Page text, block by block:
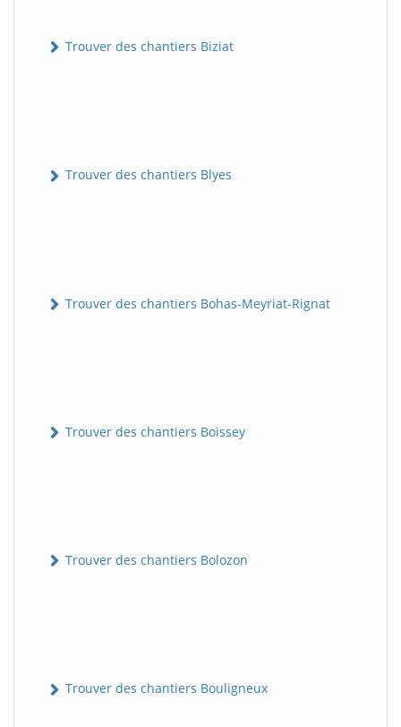
Trouver des chantiers Biziat
Trouver des chantiers Blyes
Trouver des chantiers Bohas-Meyriat-Rignat
Trouver des chantiers Boissey
Trouver des chantiers Bolozon
Trouver des chantiers Bouligneux